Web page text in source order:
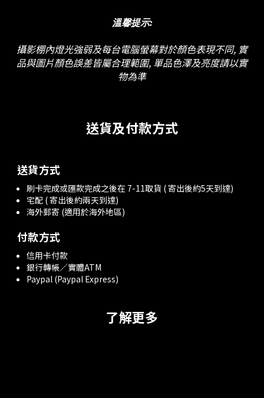
溫馨提示:
攝影棚內燈光強弱及每台電腦螢幕對於顏色表現不同, 實
品與圖片顏色誤差皆屬合理範圍, 單品色澤及亮度請以實
物為準
送貨及付款方式
送貨方式
刷卡完成或匯款完成之後在 7-11取貨 ( 寄出後約5天到達)
宅配 ( 寄出後約兩天到達)
海外郵寄 (適用於海外地區)
付款方式
信用卡付款
銀行轉帳／實體ATM
Paypal (Paypal Express)
了解更多